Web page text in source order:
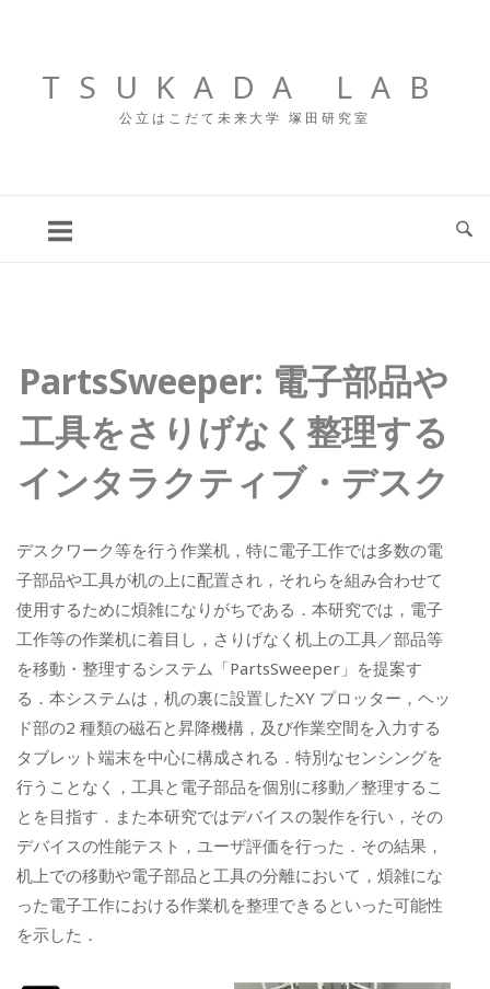
TSUKADA LAB
公立はこだて未来大学 塚田研究室
PartsSweeper: 電子部品や
工具をさりげなく整理する
インタラクティブ・デスク
デスクワーク等を行う作業机，特に電子工作では多数の電
子部品や工具が机の上に配置され，それらを組み合わせて
使用するために煩雑になりがちである．本研究では，電子
工作等の作業机に着目し，さりげなく机上の工具／部品等
を移動・整理するシステム「PartsSweeper」を提案す
る．本システムは，机の裏に設置したXY プロッター，ヘッ
ド部の2 種類の磁石と昇降機構，及び作業空間を入力する
タブレット端末を中心に構成される．特別なセンシングを
行うことなく，工具と電子部品を個別に移動／整理するこ
とを目指す．また本研究ではデバイスの製作を行い，その
デバイスの性能テスト，ユーザ評価を行った．その結果，
机上での移動や電子部品と工具の分離において，煩雑にな
った電子工作における作業机を整理できるといった可能性
を示した．